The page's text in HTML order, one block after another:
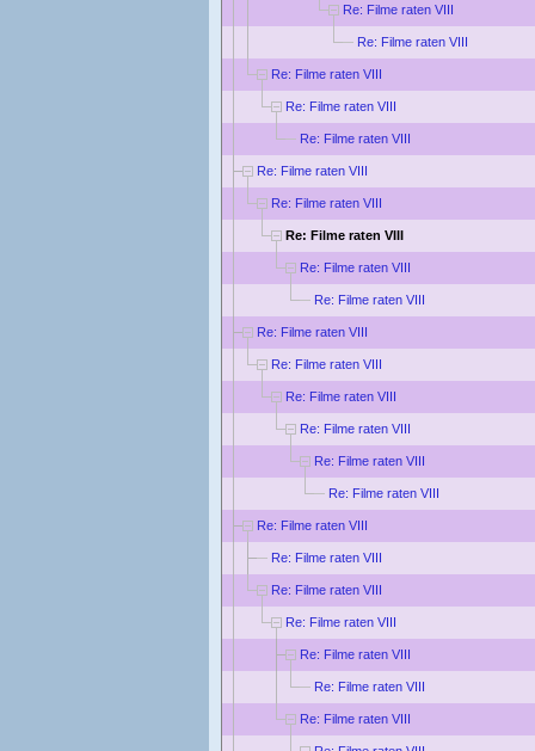
Re: Filme raten VIII
Re: Filme raten VIII
Re: Filme raten VIII
Re: Filme raten VIII
Re: Filme raten VIII
Re: Filme raten VIII
Re: Filme raten VIII
Re: Filme raten VIII
Re: Filme raten VIII
Re: Filme raten VIII
Re: Filme raten VIII
Re: Filme raten VIII
Re: Filme raten VIII
Re: Filme raten VIII
Re: Filme raten VIII
Re: Filme raten VIII
Re: Filme raten VIII
Re: Filme raten VIII
Re: Filme raten VIII
Re: Filme raten VIII
Re: Filme raten VIII
Re: Filme raten VIII
Re: Filme raten VIII